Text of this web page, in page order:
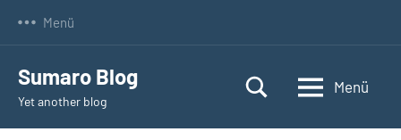
Menü
Sumaro Blog
Yet another blog
Menü